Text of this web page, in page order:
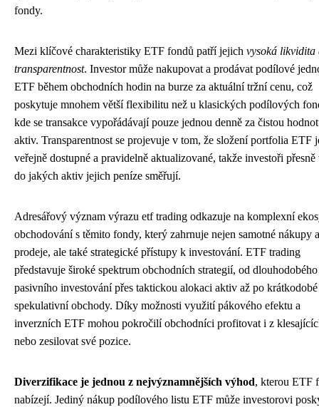
fondy.
Mezi klíčové charakteristiky ETF fondů patří jejich vysoká likvidita
transparentnost. Investor může nakupovat a prodávat podílové
ETF během obchodních hodin na burze za aktuální tržní cenu, což
poskytuje mnohem větší flexibilitu než u klasických podílových
kde se transakce vypořádávají pouze jednou denně za čistou
aktiv. Transparentnost se projevuje v tom, že složení portfolia ETF
veřejně dostupné a pravidelně aktualizované, takže investoři přesně
do jakých aktiv jejich peníze směřují.
Adresářový význam výrazu etf trading odkazuje na komplexní
obchodování s těmito fondy, který zahrnuje nejen samotné nákupy a
prodeje, ale také strategické přístupy k investování. ETF trading
představuje široké spektrum obchodních strategií, od dlouhodobého
pasivního investování přes taktickou alokaci aktiv až po krátkodobé
spekulativní obchody. Díky možnosti využití pákového efektu a
inverzních ETF mohou pokročilí obchodníci profitovat i z
nebo zesilovat své pozice.
Diverzifikace je jednou z nejvýznamnějších výhod, kterou ETF
nabízejí. Jediný nákup podílového listu ETF může investorovi